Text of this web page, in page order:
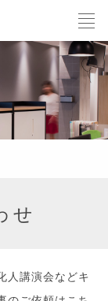
せ
人講演会などキ